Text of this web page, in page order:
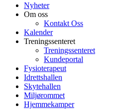
Nyheter
Om oss
Kontakt Oss
Kalender
Treningssenteret
Treningssenteret
Kundeportal
Fysioterapeut
Idrettshallen
Skytehallen
Miljørommet
Hjemmekamper